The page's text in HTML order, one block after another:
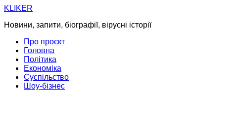
Skip
content
KLIKER
Новини, запити, біографії, вірусні історії
Про проєкт
Головна
Політика
Економіка
Суспільство
Шоу-бізнес